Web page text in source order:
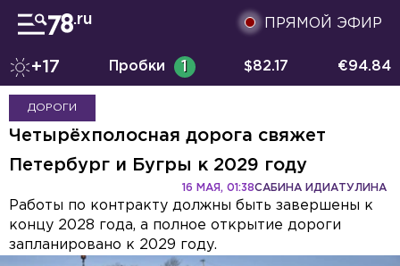
ПРЯМОЙ ЭФИР
+17 Пробки 1 $82.17 €94.84
ДОРОГИ
Четырёхполосная дорога свяжет
Петербург и Бугры к 2029 году
САБИНА ИДИАТУЛИНА
16 МАЯ, 01:38
Работы по контракту должны быть завершены к
концу 2028 года, а полное открытие дороги
запланировано к 2029 году.